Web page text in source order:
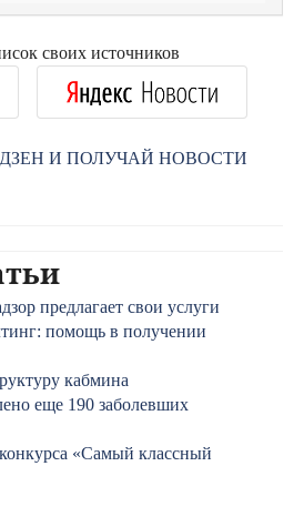
своих источников
И ПОЛУЧАЙ НОВОСТИ
предлагает свои услуги
помощь в получении
кабмина
еще 190 заболевших
«Самый классный